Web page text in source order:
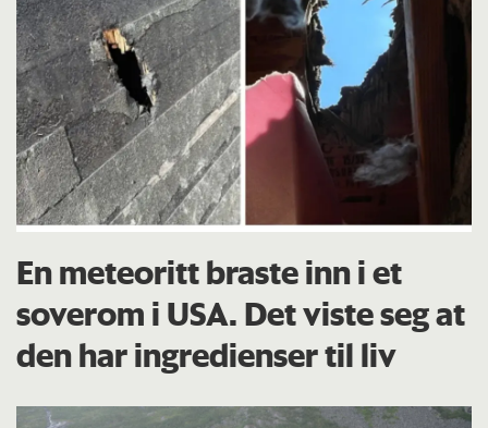
En meteoritt braste inn i et
soverom i USA. Det viste seg at
den har ingredienser til liv